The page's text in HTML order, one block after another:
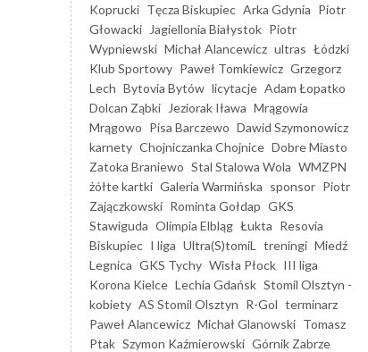
Koprucki Tęcza Biskupiec Arka Gdynia Piotr
Głowacki
Jagiellonia Białystok Piotr
Wypniewski Michał Alancewicz ultras Łódzki
Klub Sportowy Paweł Tomkiewicz Grzegorz
Lech Bytovia Bytów licytacje Adam Łopatko
Dolcan Ząbki
Jeziorak Iława Mrągowia
Mrągowo Pisa Barczewo Dawid Szymonowicz
karnety Chojniczanka Chojnice Dobre Miasto
Zatoka Braniewo Stal Stalowa Wola WMZPN
żółte kartki Galeria Warmińska sponsor Piotr
Zajączkowski Rominta Gołdap GKS
Stawiguda Olimpia Elbląg Łukta Resovia
Biskupiec I liga Ultra(S)tomiL treningi Miedź
Legnica GKS Tychy Wisła Płock III liga
Korona Kielce Lechia Gdańsk Stomil Olsztyn -
kobiety AS Stomil Olsztyn R-Gol terminarz
Paweł Alancewicz Michał Glanowski Tomasz
Ptak Szymon Kaźmierowski Górnik Zabrze